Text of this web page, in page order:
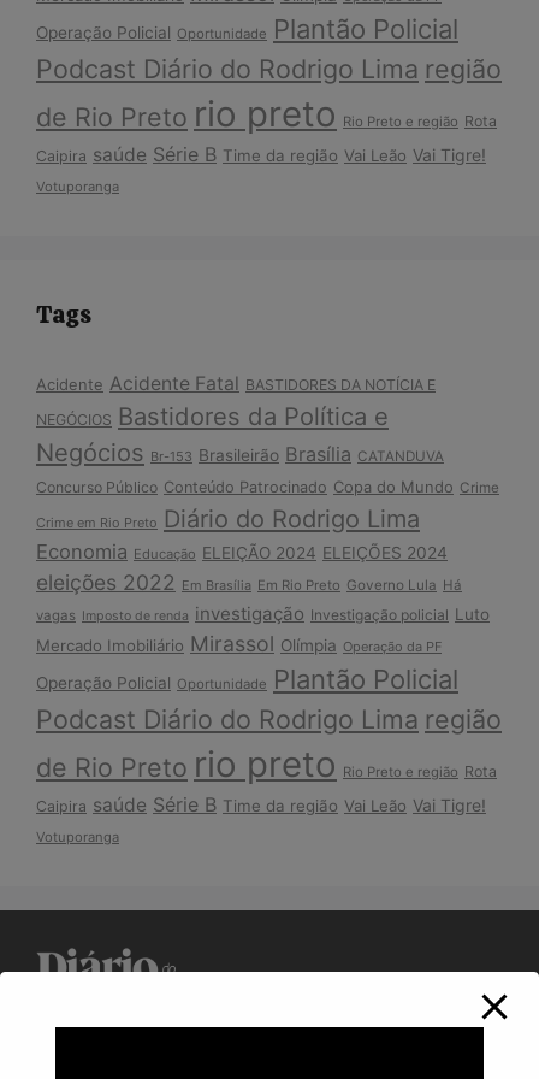
Operação Policial Oportunidade Plantão Policial
Podcast Diário do Rodrigo Lima região
de Rio Preto rio preto Rio Preto e região Rota
Caipira saúde Série B Time da região Vai Leão Vai Tigre!
Votuporanga
Tags
Acidente Acidente Fatal BASTIDORES DA NOTÍCIA E
NEGÓCIOS Bastidores da Política e
Negócios Br-153 Brasileirão Brasília CATANDUVA
Concurso Público Conteúdo Patrocinado Copa do Mundo Crime
Crime em Rio Preto Diário do Rodrigo Lima
Economia Educação ELEIÇÃO 2024 ELEIÇÕES 2024
eleições 2022 Em Brasília Em Rio Preto Governo Lula Há
vagas Imposto de renda investigação Investigação policial Luto
Mercado Imobiliário Mirassol Olímpia Operação da PF
Operação Policial Oportunidade Plantão Policial
Podcast Diário do Rodrigo Lima região
de Rio Preto rio preto Rio Preto e região Rota
Caipira saúde Série B Time da região Vai Leão Vai Tigre!
Votuporanga